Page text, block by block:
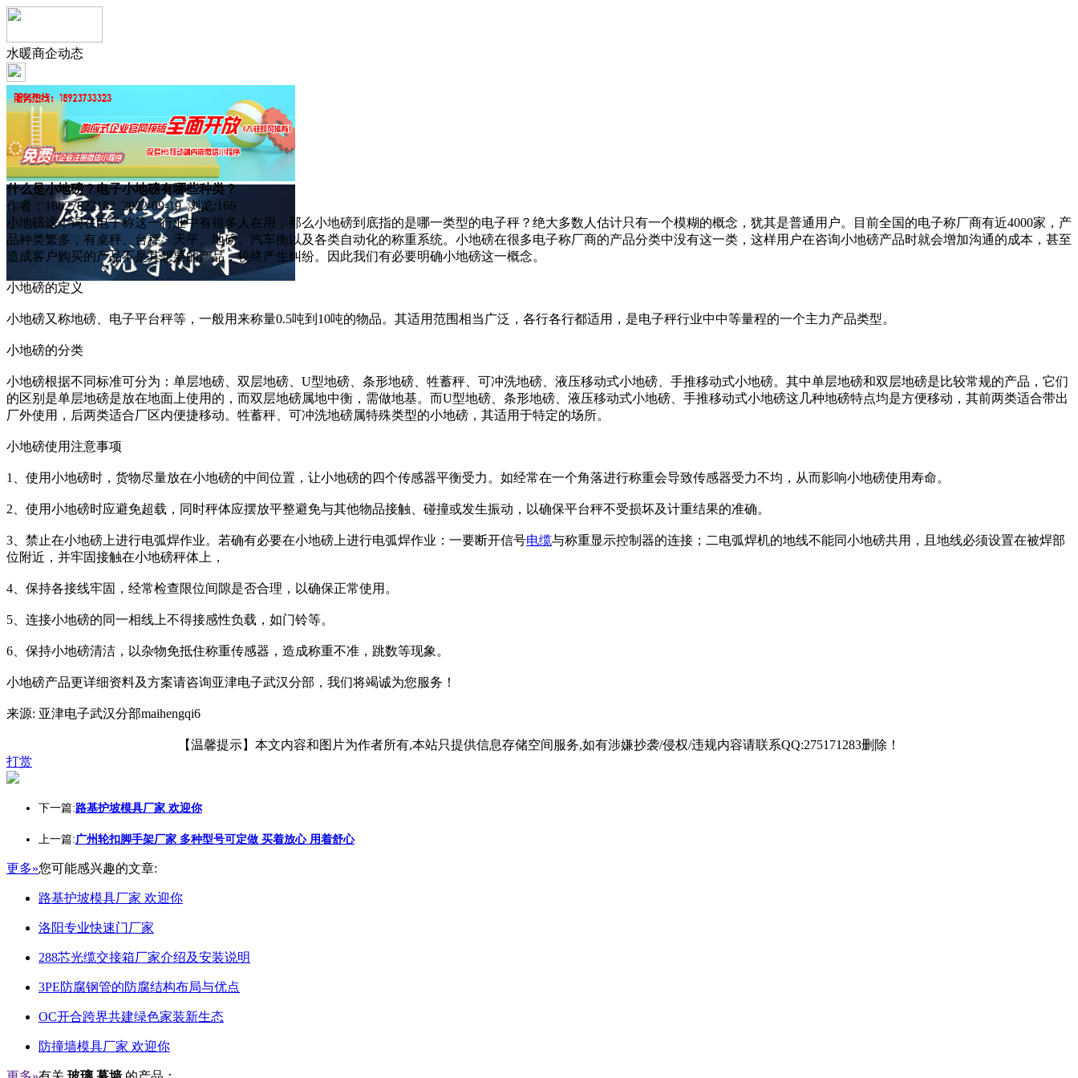
水暖商企动态
什么是小地磅？电子小地磅有哪些种类？
作者：18627822182 2022-09-19 浏览:166
小地磅这个词在电子称这一行业中有很多人在用，那么小地磅到底指的是哪一类型的电子秤？绝大多数人估计只有一个模糊的概念，犹其是普通用户。目前全国的电子称厂商有近4000家，产
品种类繁多，有桌秤、台秤、天平、地磅、汽车衡以及各类自动化的称重系统。小地磅在很多电子称厂商的产品分类中没有这一类，这样用户在咨询小地磅产品时就会增加沟通的成本，甚至
造成客户购买的产品不是其想要的产品，较终产生纠纷。因此我们有必要明确小地磅这一概念。
小地磅的定义
小地磅又称地磅、电子平台秤等，一般用来称量0.5吨到10吨的物品。其适用范围相当广泛，各行各行都适用，是电子秤行业中中等量程的一个主力产品类型。
小地磅的分类
小地磅根据不同标准可分为：单层地磅、双层地磅、U型地磅、条形地磅、牲蓄秤、可冲洗地磅、液压移动式小地磅、手推移动式小地磅。其中单层地磅和双层地磅是比较常规的产品，它们
的区别是单层地磅是放在地面上使用的，而双层地磅属地中衡，需做地基。而U型地磅、条形地磅、液压移动式小地磅、手推移动式小地磅这几种地磅特点均是方便移动，其前两类适合带出
厂外使用，后两类适合厂区内便捷移动。牲蓄秤、可冲洗地磅属特殊类型的小地磅，其适用于特定的场所。
小地磅使用注意事项
1、使用小地磅时，货物尽量放在小地磅的中间位置，让小地磅的四个传感器平衡受力。如经常在一个角落进行称重会导致传感器受力不均，从而影响小地磅使用寿命。
2、使用小地磅时应避免超载，同时秤体应摆放平整避免与其他物品接触、碰撞或发生振动，以确保平台秤不受损坏及计重结果的准确。
3、禁止在小地磅上进行电弧焊作业。若确有必要在小地磅上进行电弧焊作业：一要断开信号电缆与称重显示控制器的连接；二电弧焊机的地线不能同小地磅共用，且地线必须设置在被焊部
位附近，并牢固接触在小地磅秤体上，
4、保持各接线牢固，经常检查限位间隙是否合理，以确保正常使用。
5、连接小地磅的同一相线上不得接感性负载，如门铃等。
6、保持小地磅清洁，以杂物免抵住称重传感器，造成称重不准，跳数等现象。
小地磅产品更详细资料及方案请咨询亚津电子武汉分部，我们将竭诚为您服务！
来源: 亚津电子武汉分部maihengqi6
【温馨提示】本文内容和图片为作者所有,本站只提供信息存储空间服务,如有涉嫌抄袭/侵权/违规内容请联系QQ:275171283删除！
打赏
下一篇:路基护坡模具厂家 欢迎你
上一篇:广州轮扣脚手架厂家 多种型号可定做 买着放心 用着舒心
更多»您可能感兴趣的文章:
路基护坡模具厂家 欢迎你
洛阳专业快速门厂家
288芯光缆交接箱厂家介绍及安装说明
3PE防腐钢管的防腐结构布局与优点
OC开合跨界共建绿色家装新生态
防撞墙模具厂家 欢迎你